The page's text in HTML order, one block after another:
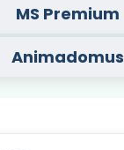
MS Premium
Animadomus